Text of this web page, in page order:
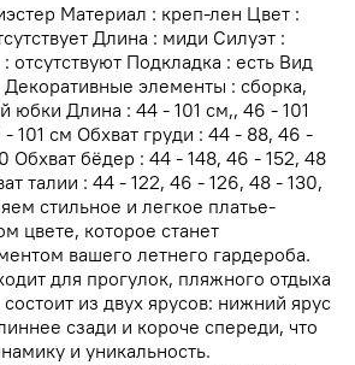
Материал : креп-лен Цвет :
Длина : миди Силуэт :
отсутствуют Подкладка : есть Вид
Декоративные элементы : сборка,
юбки Длина : 44 - 101 см,, 46 - 101
101 см Обхват груди : 44 - 88, 46 -
Обхват бёдер : 44 - 148, 46 - 152, 48
талии : 44 - 122, 46 - 126, 48 - 130,
стильное и легкое платье-
цвете, которое станет
вашего летнего гардероба.
для прогулок, пляжного отдыха
из двух ярусов: нижний ярус
сзади и короче спереди, что
и уникальность.